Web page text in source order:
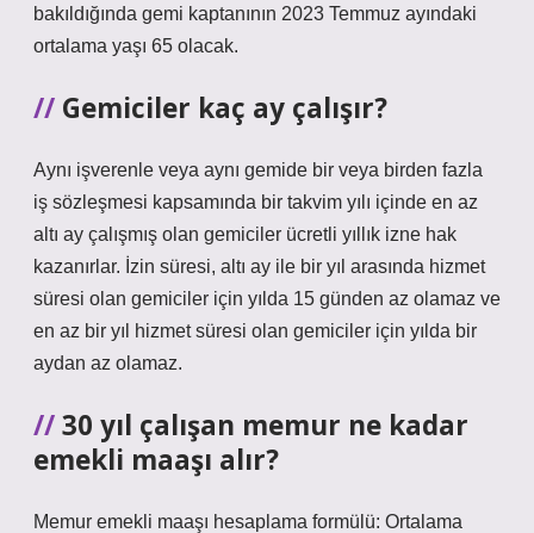
bakıldığında gemi kaptanının 2023 Temmuz ayındaki
ortalama yaşı 65 olacak.
Gemiciler kaç ay çalışır?
Aynı işverenle veya aynı gemide bir veya birden fazla
iş sözleşmesi kapsamında bir takvim yılı içinde en az
altı ay çalışmış olan gemiciler ücretli yıllık izne hak
kazanırlar. İzin süresi, altı ay ile bir yıl arasında hizmet
süresi olan gemiciler için yılda 15 günden az olamaz ve
en az bir yıl hizmet süresi olan gemiciler için yılda bir
aydan az olamaz.
30 yıl çalışan memur ne kadar
emekli maaşı alır?
Memur emekli maaşı hesaplama formülü: Ortalama